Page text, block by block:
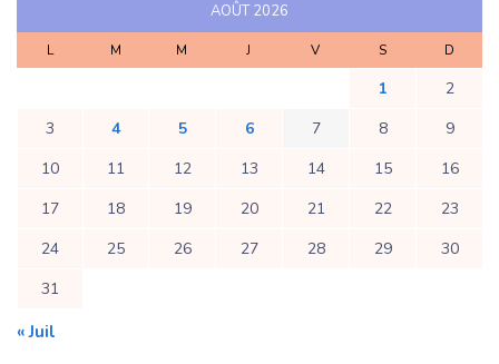
AOÛT 2026
L M M J V S D
1
2
3
4 5 6 7 8
9
10
11 12 13 14 15
16
17
18 19 20 21 22
23
24
25 26 27 28 29
30
31
« Juil